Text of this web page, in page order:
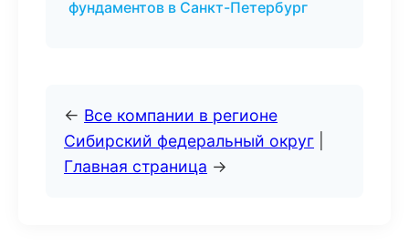
фундаментов в Санкт-Петербург
← Все компании в регионе
Сибирский федеральный округ
Главная страница →